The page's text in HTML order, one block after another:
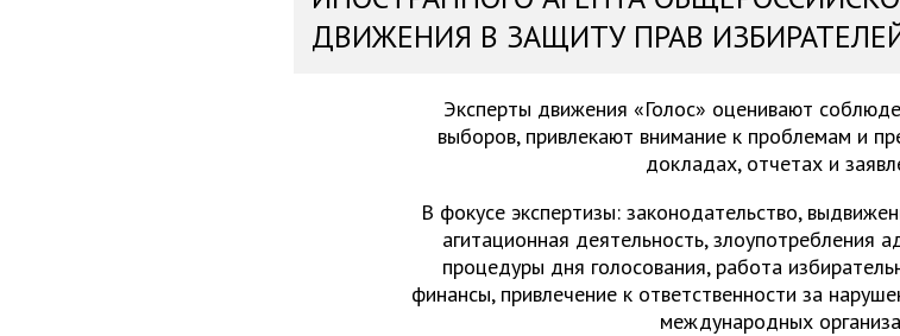
ДВИЖЕНИЯ В ЗАЩИТУ ПРАВ
Эксперты движения «Голос» оценивают
выборов, привлекают внимание к проблемам и
докладах, отчетах и
В фокусе экспертизы: законодательство,
агитационная деятельность, злоупотребления
процедуры дня голосования, работа
финансы, привлечение к ответственности за
международных